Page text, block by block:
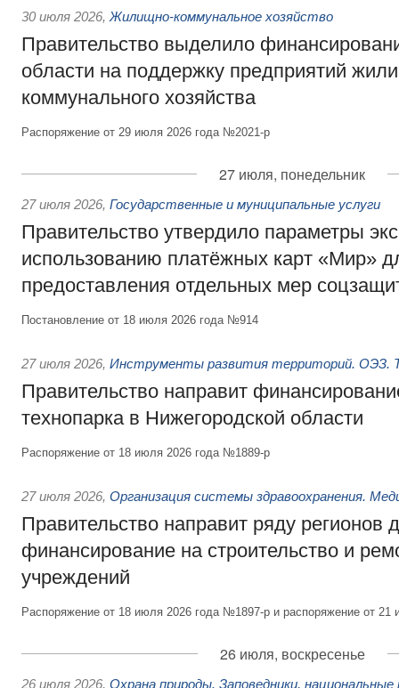
30 июля 2026, Жилищно-коммунальное хозяйство
Правительство выделило
области на поддержку предприятий
коммунального хозяйства
Распоряжение от 29 июля 2026 года №2021-р
27 июля, понедельник
27 июля 2026, Государственные и муниципальные услуги
Правительство утвердило параметры
использованию платёжных карт «Мир»
предоставления отдельных мер
Постановление от 18 июля 2026 года №914
27 июля 2026, Инструменты развития территорий. ОЭЗ.
Правительство направит
технопарка в Нижегородской области
Распоряжение от 18 июля 2026 года №1889-р
27 июля 2026, Организация системы здравоохранения.
Правительство направит ряду регионов
финансирование на строительство и
учреждений
Распоряжение от 18 июля 2026 года №1897-р и распоряжение от
26 июля, воскресенье
26 июля 2026, Охрана природы. Заповедники, национальные